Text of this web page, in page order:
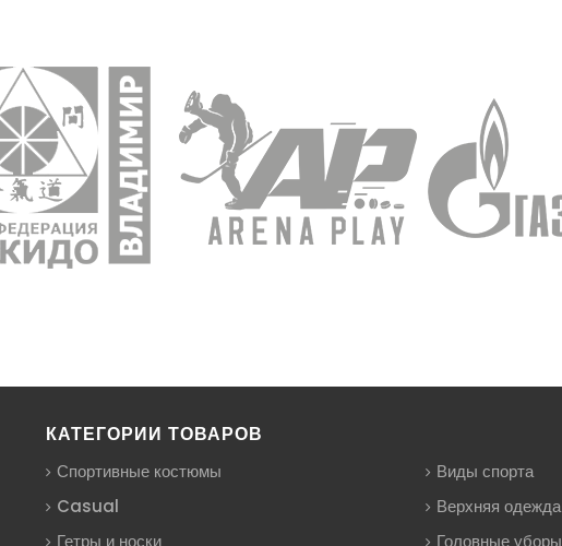
КАТЕГОРИИ ТОВАРОВ
Спортивные костюмы
Casual
Виды спорта
Верхняя одежда